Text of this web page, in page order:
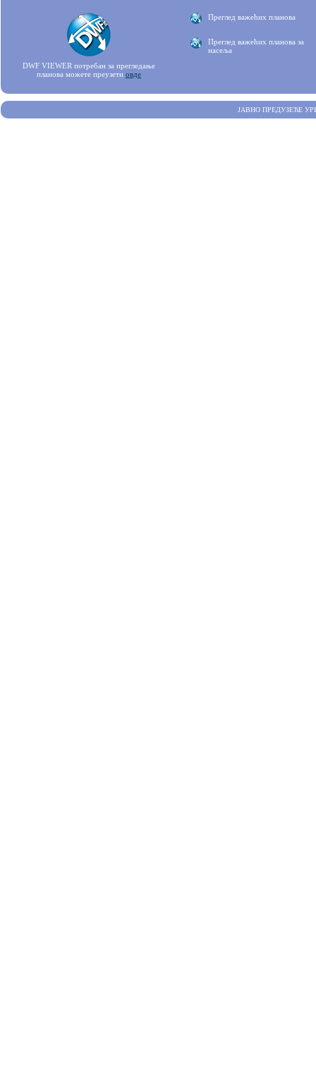
DWF VIEWER потребан за прегледање
планова можете преузети овде
Преглед важећих планова
Преглед важећих планова за
насеља
ЈАВНО ПРЕДУЗЕЋЕ